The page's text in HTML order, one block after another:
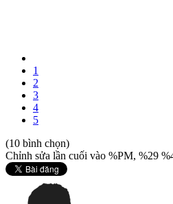
1
2
3
4
5
(10 bình chọn)
Chỉnh sửa lần cuối vào %PM, %29